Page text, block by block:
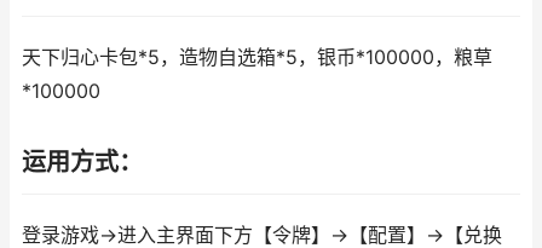
天下归心卡包*5，造物自选箱*5，银币*100000，粮草
*100000
运用方式：
登录游戏→进入主界面下方【令牌】→【配置】→【兑换